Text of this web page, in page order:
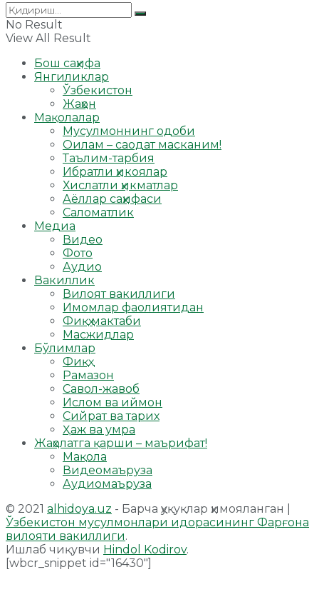
No Result
View All Result
Бош саҳифа
Янгиликлар
Ўзбекистон
Жаҳон
Мақолалар
Мусулмоннинг одоби
Оилам – саодат масканим!
Таълим-тарбия
Ибратли ҳикоялар
Хислатли ҳикматлар
Аёллар саҳифаси
Саломатлик
Медиа
Видео
Фото
Аудио
Вакиллик
Вилоят вакиллиги
Имомлар фаолиятидан
Фиқҳ мактаби
Масжидлар
Бўлимлар
Фиқҳ
Рамазон
Савол-жавоб
Ислом ва иймон
Сийрат ва тарих
Ҳаж ва умра
Жаҳолатга қарши – маърифат!
Мақола
Видеомаъруза
Аудиомаъруза
© 2021 alhidoya.uz - Барча ҳуқуқлар ҳимояланган |
Ўзбекистон мусулмонлари идорасининг Фарғона
вилояти вакиллиги.
Ишлаб чиқувчи Hindol Kodirov.
[wbcr_snippet id="16430"]